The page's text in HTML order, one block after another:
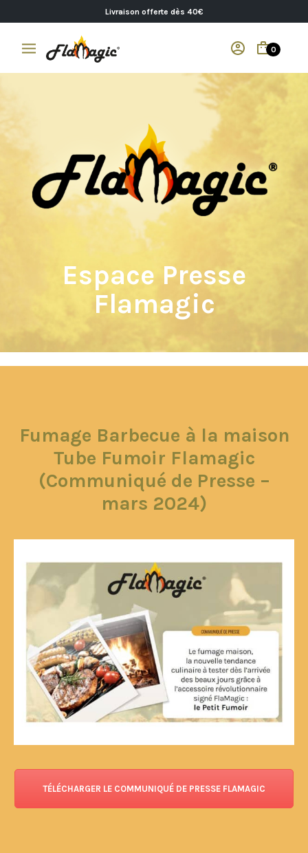
Livraison offerte dès 40€
0
Espace Presse
Flamagic
Fumage Barbecue à la maison
Tube Fumoir Flamagic
(Communiqué de Presse –
mars 2024)
TÉLÉCHARGER LE COMMUNIQUÉ DE PRESSE FLAMAGIC